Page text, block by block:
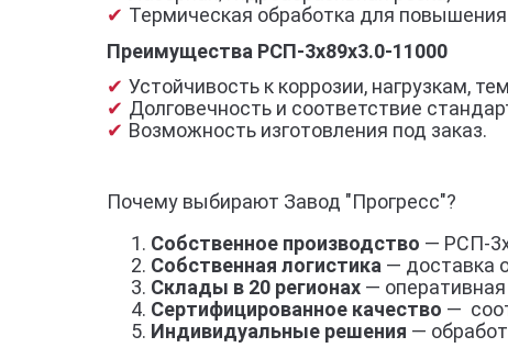
Термическая обработка для
Преимущества РСП-3x89x3.0-11000
Устойчивость к коррозии, нагрузкам,
Долговечность и соответствие
Возможность изготовления под заказ.
Почему выбирают Завод "Прогресс"?
Собственное производство — РСП-
Собственная логистика — доставка
Склады в 20 регионах —
Сертифицированное качество —
Индивидуальные решения —